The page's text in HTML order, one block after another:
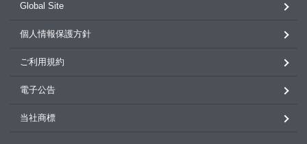
Global Site
個人情報保護方針
ご利用規約
電子公告
当社商標